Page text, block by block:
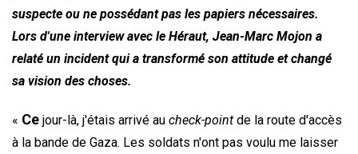
suspecte ou ne possédant pas les papiers nécessaires.
Lors d'une interview avec le Héraut, Jean-Marc Mojon a
relaté un incident qui a transformé son attitude et changé
sa vision des choses.
« Ce jour-là, j'étais arrivé au check-point de la route d'accès
à la bande de Gaza. Les soldats n'ont pas voulu me laisser